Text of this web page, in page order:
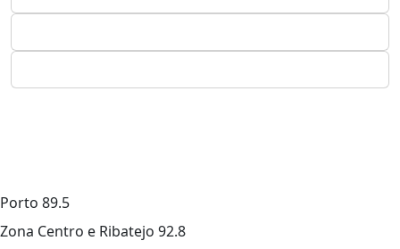
Porto 89.5
Zona Centro e Ribatejo 92.8